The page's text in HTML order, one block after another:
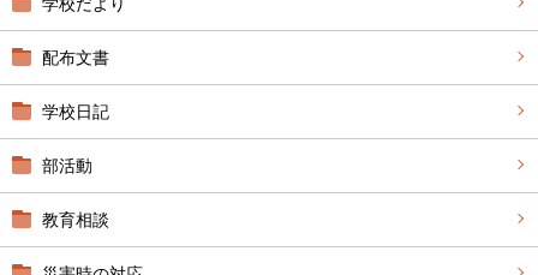
配布文書
学校日記
部活動
教育相談